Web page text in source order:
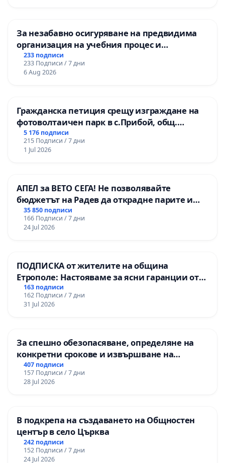
За незабавно осигуряване на предвидима
организация на учебния процес и
гарантиране на правото на равнопоставено
и качествено образование на учениците от
ОУ „Княз Александър I“ и Хуманитарна
233 подписи
233 Подписи / 7 дни
6 Aug 2026
Гражданска петиция срещу изграждане на
фотоволтаичен парк в с.Прибой, общ.
Радомир
5 176 подписи
215 Подписи / 7 дни
1 Jul 2026
АПЕЛ за ВЕТО СЕГА! Не позволявайте
бюджетът на Радев да открадне парите и
правата ни в тъмното
35 850 подписи
166 Подписи / 7 дни
24 Jul 2026
ПОДПИСКА от жителите на община
Етрополе: Настояваме за ясни гаранции от
“Елаците-МЕД” АД и от държавата, че ще се
изпълнят всички екологични норми!
163 подписи
162 Подписи / 7 дни
31 Jul 2026
За спешно обезопасяване, определяне на
конкретни срокове и извършване на
цялостна рехабилитация на
републиканския път между пътен възел АМ
„Тракия“ - гр. Ихтиман - с. Мирово - к.к.
407 подписи
157 Подписи / 7 дни
28 Jul 2026
В подкрепа на създаването на Общностен
център в село Църква
242 подписи
152 Подписи / 7 дни
24 Jul 2026